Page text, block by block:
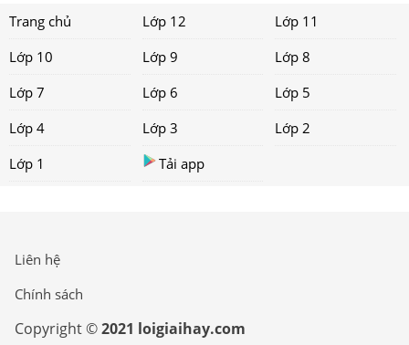
Trang chủ Lớp 12
Lớp 11
Lớp 10
Lớp 9
Lớp 8
Lớp 7
Lớp 6
Lớp 5
Lớp 4
Lớp 3
Lớp 2
Lớp 1
Tải app
Liên hệ
Chính sách
Copyright ©2021 loigiaihay.com